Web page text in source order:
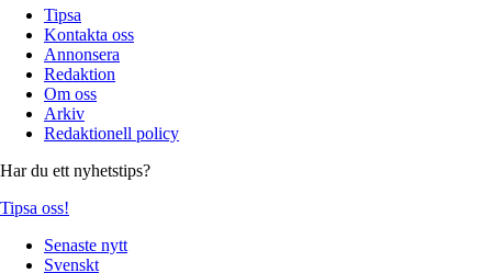
Tipsa
Kontakta oss
Annonsera
Redaktion
Om oss
Arkiv
Redaktionell policy
Har du ett nyhetstips?
Tipsa oss!
Senaste nytt
Svenskt